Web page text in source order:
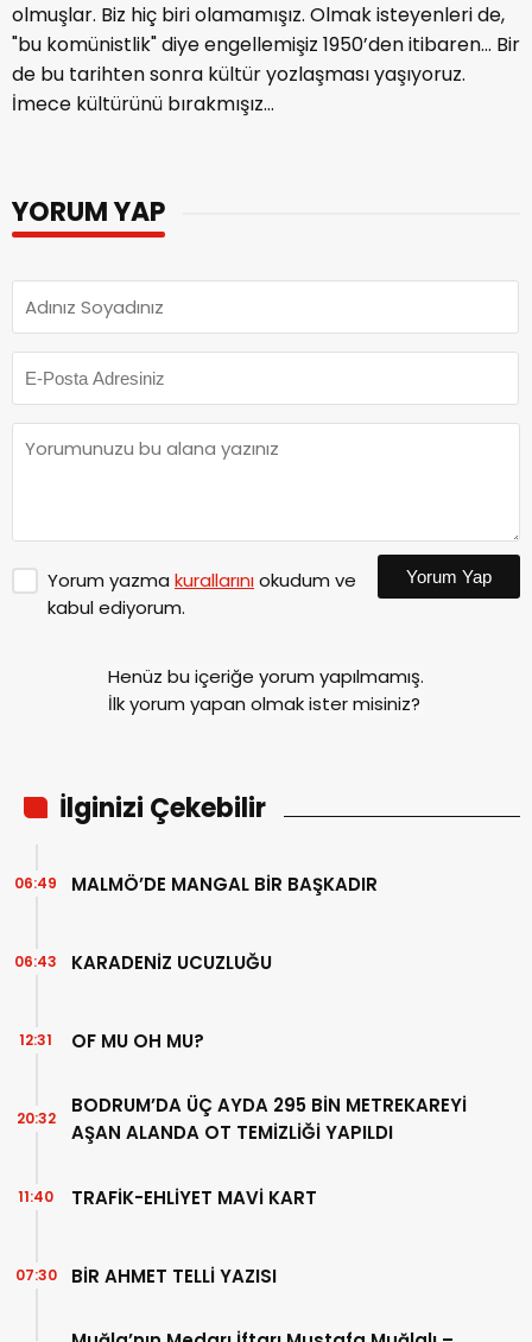
olmuşlar. Biz hiç biri olamamışız. Olmak isteyenleri de,
"bu komünistlik" diye engellemişiz 1950’den itibaren… Bir
de bu tarihten sonra kültür yozlaşması yaşıyoruz.
İmece kültürünü bırakmışız…
YORUM YAP
Yorum yazma kurallarınıokudum ve
kabul ediyorum.
Yorum Yap
Henüz bu içeriğe yorum yapılmamış.
İlk yorum yapan olmak ister misiniz?
İlginizi Çekebilir
MALMÖ’DE MANGAL BİR BAŞKADIR
06:49
KARADENİZ UCUZLUĞU
06:43
OF MU OH MU?
12:31
BODRUM’DA ÜÇ AYDA 295 BİN METREKAREYİ
AŞAN ALANDA OT TEMİZLİĞİ YAPILDI
20:32
TRAFİK-EHLİYET MAVİ KART
11:40
BİR AHMET TELLİ YAZISI
07:30